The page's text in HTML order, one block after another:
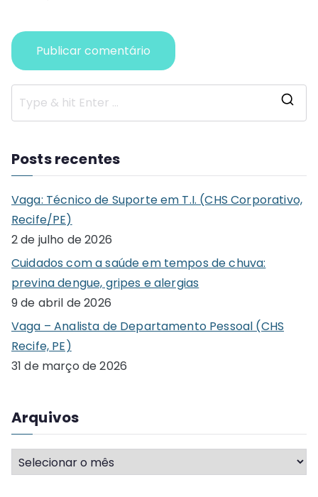
Posts recentes
Vaga: Técnico de Suporte em T.I. (CHS Corporativo,
Recife/PE)
2 de julho de 2026
Cuidados com a saúde em tempos de chuva:
previna dengue, gripes e alergias
9 de abril de 2026
Vaga – Analista de Departamento Pessoal (CHS
Recife, PE)
31 de março de 2026
Arquivos
A
r